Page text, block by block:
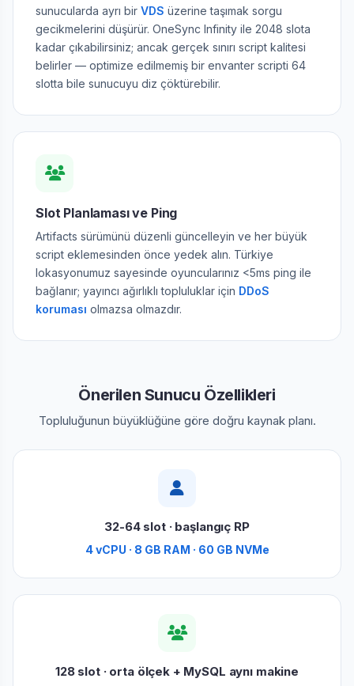
sunucularda ayrı bir VDS üzerine taşımak sorgu
gecikmelerini düşürür. OneSync Infinity ile 2048 slota
kadar çıkabilirsiniz; ancak gerçek sınırı script kalitesi
belirler — optimize edilmemiş bir envanter scripti 64
slotta bile sunucuyu diz çöktürebilir.
Slot Planlaması ve Ping
Artifacts sürümünü düzenli güncelleyin ve her büyük
script eklemesinden önce yedek alın. Türkiye
lokasyonumuz sayesinde oyuncularınız <5ms ping ile
bağlanır; yayıncı ağırlıklı topluluklar için DDoS
koruması olmazsa olmazdır.
Önerilen Sunucu Özellikleri
Topluluğunun büyüklüğüne göre doğru kaynak planı.
32-64 slot · başlangıç RP
4 vCPU · 8 GB RAM · 60 GB NVMe
128 slot · orta ölçek + MySQL aynı makine